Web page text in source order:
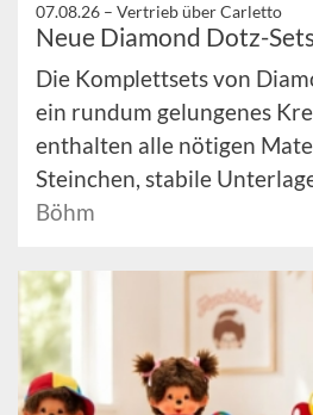
07.08.26 – Vertrieb über Carletto
Neue Diamond Dotz-
Die Komplettsets von
ein rundum gelungenes
enthalten alle nötigen
Steinchen, stabile
Böhm